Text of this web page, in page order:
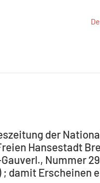
der
Hansestadt
Nummer
; damit Erscheinen